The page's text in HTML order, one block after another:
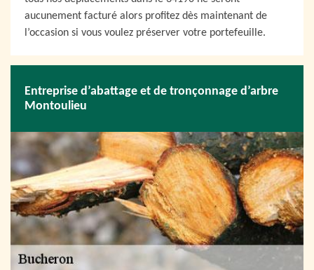
aucunement facturé alors profitez dès maintenant de
l’occasion si vous voulez préserver votre portefeuille.
Entreprise d’abattage et de tronçonnage d’arbre
Montoulieu